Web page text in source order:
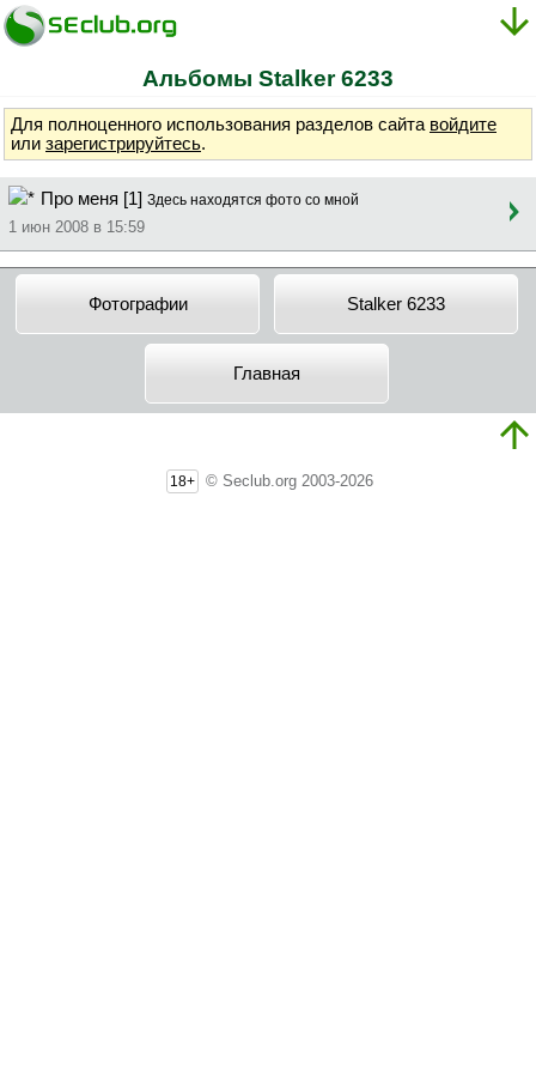
Альбомы Stalker 6233
Для полноценного использования разделов сайта войдите
или зарегистрируйтесь.
Про меня [1] Здесь находятся фото со мной
1 июн 2008 в 15:59
Фотографии Stalker 6233
Главная
18+ © Seclub.org 2003-2026